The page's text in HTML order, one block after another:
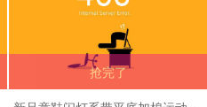
抢完了